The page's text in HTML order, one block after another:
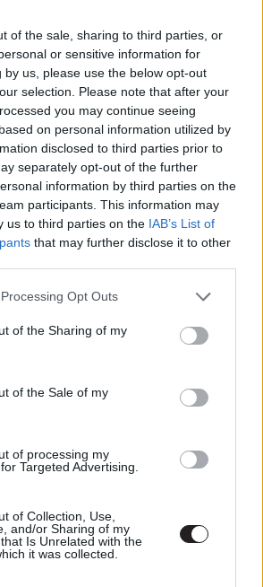
of the sale, sharing to third parties, or
or sensitive information for
by us, please use the below opt-out
selection. Please note that after your
you may continue seeing
on personal information utilized by
disclosed to third parties prior to
separately opt-out of the further
information by third parties on the
participants. This information may
us to third parties on the IAB’s List of
that may further disclose it to other
website/app uses one or more Google
or usage behaviour. You may click to
to Google and its third-party tags to
specified purposes in below Google
Opt Outs
of the Sharing of my
of the Sale of my
of processing my
Targeted Advertising.
of Collection, Use,
and/or Sharing of my
Is Unrelated with the
it was collected.
beszélgetés Hámori Dani
fotózkodás, kötetlen beszélgetés
kerülő kétnapos
számos népszerű franchise és
a számításaikat, mindezt
égisze alatt. Amennyiben szeretnétek
az eseményről és a jegyárakról,
elösszefoglaló cikkünketvagy
con
felsőfokon -
váltó színészek
29. 20:00